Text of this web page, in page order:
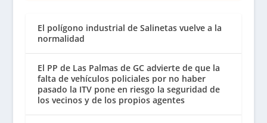
El polígono industrial de Salinetas vuelve a la
normalidad
El PP de Las Palmas de GC advierte de que la
falta de vehículos policiales por no haber
pasado la ITV pone en riesgo la seguridad de
los vecinos y de los propios agentes